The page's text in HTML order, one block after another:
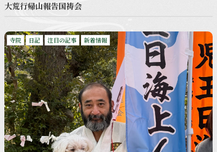
大荒行帰山報告国祷会
寺院 日記 注目の記事 新着情報